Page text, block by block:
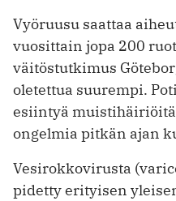
Vyöruusu saattaa
vuosittain jopa 200
väitöstutkimus
oletettua suurempi.
esiintyä
ongelmia pitkän ajan
Vesirokkovirusta
pidetty erityisen